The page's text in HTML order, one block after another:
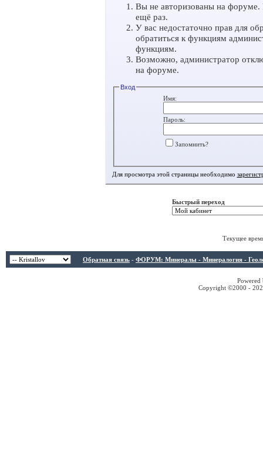
Вы не авторизованы на форуме.
ещё раз.
У вас недостаточно прав для
обратиться к функциям
функциям.
Возможно, администратор
на форуме.
Вход
Имя:
Пароль:
Запомнить?
Для просмотра этой страницы необходимо
Быстрый переход
Текущее
Обратная связь - ФОРУМ: Минералы - Минералогия -
Copyright ©2000 -